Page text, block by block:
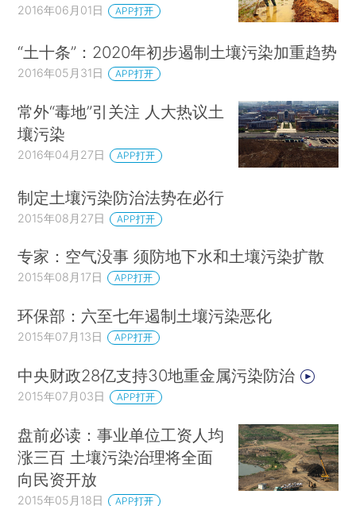
2016年06月01日 APP打开
“土十条”：2020年初步遏制土壤污染加重趋势
2016年05月31日 APP打开
常外“毒地”引关注 人大热议土
壤污染
2016年04月27日 APP打开
制定土壤污染防治法势在必行
2015年08月27日 APP打开
专家：空气没事 须防地下水和土壤污染扩散
2015年08月17日 APP打开
环保部：六至七年遏制土壤污染恶化
2015年07月13日 APP打开
中央财政28亿支持30地重金属污染防治
2015年07月03日 APP打开
盘前必读：事业单位工资人均
涨三百 土壤污染治理将全面
向民资开放
2015年05月18日 APP打开